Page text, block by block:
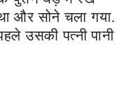
और सोने चला गया.
उसकी पत्नी पानी